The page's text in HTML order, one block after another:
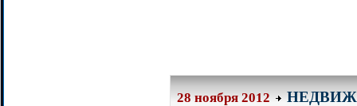
28 ноября 2012